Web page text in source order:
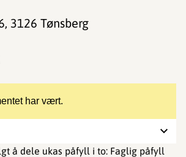
har vært.
å dele ukas påfyll i to: Faglig påfyll
, 3126 Tønsberg